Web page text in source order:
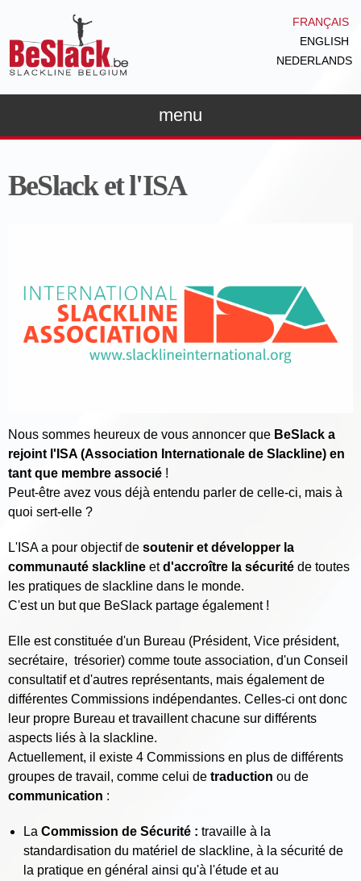
FRANÇAIS
ENGLISH
NEDERLANDS
menu
BeSlack et l'ISA
Nous sommes heureux de vous annoncer que BeSlack a
rejoint l'ISA (Association Internationale de Slackline) en
tant que membre associé !
Peut-être avez vous déjà entendu parler de celle-ci, mais à
quoi sert-elle ?
L'ISA a pour objectif de soutenir et développer la
communauté slackline etd'accroître la sécurité de toutes
les pratiques de slackline dans le monde.
C'est un but que BeSlack partage également !
Elle est constituée d'un Bureau (Président, Vice président,
secrétaire, trésorier) comme toute association, d'un Conseil
consultatif et d'autres représentants, mais également de
différentes Commissions indépendantes. Celles-ci ont donc
leur propre Bureau et travaillent chacune sur différents
aspects liés à la slackline.
Actuellement, il existe 4 Commissions en plus de différents
groupes de travail, comme celui de traduction ou de
communication :
LaCommission de Sécurité :travaille à la
standardisation du matériel de slackline, à la sécurité de
la pratique en général ainsi qu'à l'étude et au